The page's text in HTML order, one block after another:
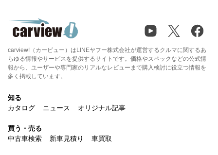
carview!（カービュー）はLINEヤフー株式会社が運営するクルマに関するあ
らゆる情報やサービスを提供するサイトです。価格やスペックなどの公式情
報から、ユーザーや専門家のリアルなレビューまで購入検討に役立つ情報を
多く掲載しています。
知る
カタログ
ニュース オリジナル記事
買う・売る
中古車検索
新車見積り 車買取